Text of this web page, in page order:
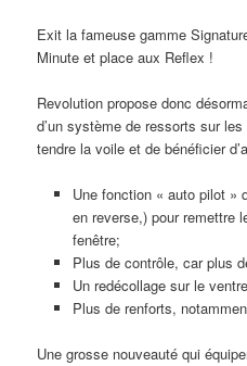
Exit la fameuse gamme
Minute et place aux Reflex !
Revolution propose donc
d’un système de ressorts sur
tendre la voile et de bénéficier
Une fonction « auto pilot »
en reverse,) pour remettre
fenêtre;
Plus de contrôle, car plus
Un redécollage sur le
Plus de renforts,
Une grosse nouveauté qui